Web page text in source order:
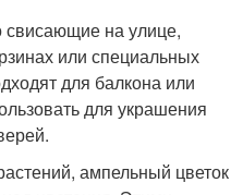
на улице,
или специальных
для балкона или
для украшения
ампельный цветок